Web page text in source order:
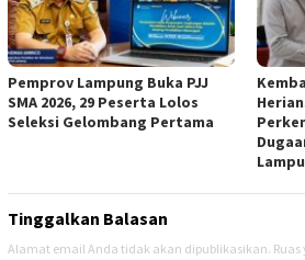
Pemprov Lampung Buka PJJ
SMA 2026, 29 Peserta Lolos
Seleksi Gelombang Pertama
Tinggalkan Balasan
Alamat email Anda tidak akan dipublikasikan.